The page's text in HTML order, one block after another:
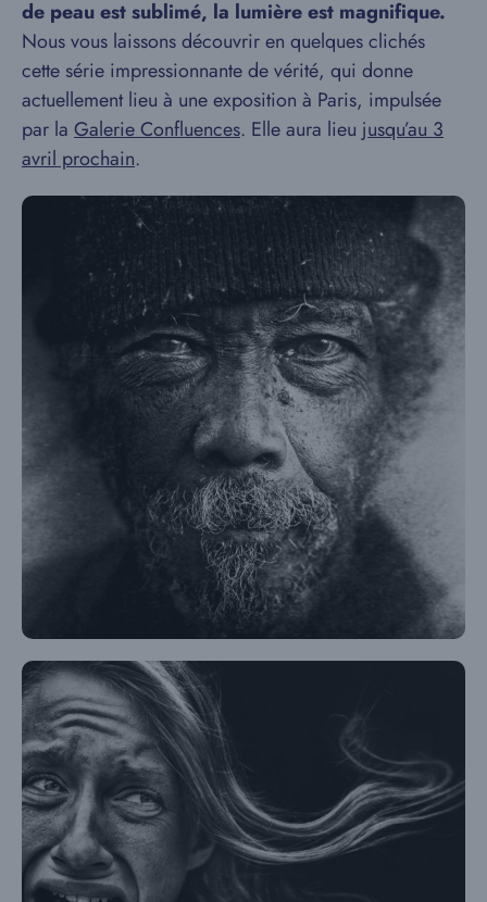
de peau est sublimé, la lumière est magnifique.
Nous vous laissons découvrir en quelques clichés
cette série impressionnante de vérité, qui donne
actuellement lieu à une exposition à Paris, impulsée
par la Galerie Confluences. Elle aura lieu jusqu’au 3
avril prochain.